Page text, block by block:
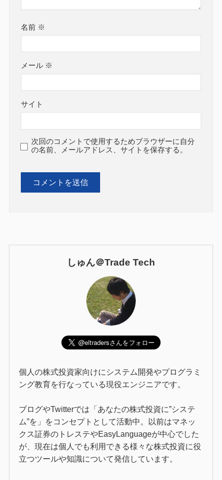
名前 ※
メール ※
サイト
次回のコメントで使用するためブラウザーに自分
の名前、メールアドレス、サイトを保存する。
しゅん＠Trade Tech
個人の株式投資家向けにシステム開発やプログラミ
ング教育を行なっている現役エンジニアです。
ブログやTwitterでは「あなたの株式投資に”システ
ム”を」をコンセプトとして活動中。以前はマネッ
クス証券のトレステやEasyLanguageが中心でした
が、現在は個人でも利用できる様々な株式投資に役
立つツールや知識について発信しています。